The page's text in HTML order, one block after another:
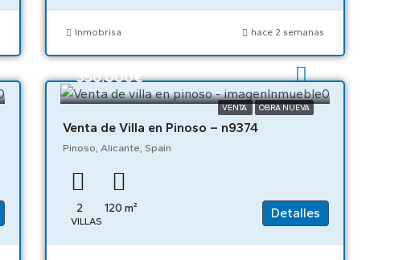
Inmobrisa hace 2 semanas
VENTA OBRA NUEVA
356.000€
Venta de Villa en Pinoso – n9374
Pinoso, Alicante, Spain
2 120 m²
VILLAS
Detalles